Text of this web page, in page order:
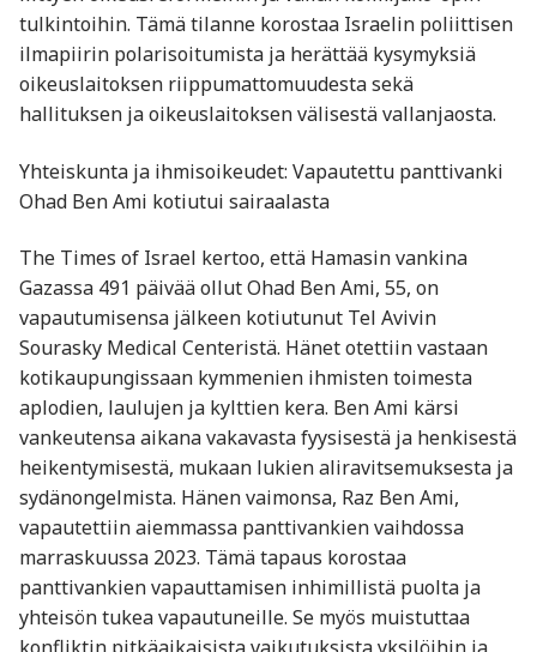
tulkintoihin. Tämä tilanne korostaa Israelin poliittisen
ilmapiirin polarisoitumista ja herättää kysymyksiä
oikeuslaitoksen riippumattomuudesta sekä
hallituksen ja oikeuslaitoksen välisestä vallanjaosta.
Yhteiskunta ja ihmisoikeudet: Vapautettu panttivanki
Ohad Ben Ami kotiutui sairaalasta
The Times of Israel kertoo, että Hamasin vankina
Gazassa 491 päivää ollut Ohad Ben Ami, 55, on
vapautumisensa jälkeen kotiutunut Tel Avivin
Sourasky Medical Centeristä. Hänet otettiin vastaan
kotikaupungissaan kymmenien ihmisten toimesta
aplodien, laulujen ja kylttien kera. Ben Ami kärsi
vankeutensa aikana vakavasta fyysisestä ja henkisestä
heikentymisestä, mukaan lukien aliravitsemuksesta ja
sydänongelmista. Hänen vaimonsa, Raz Ben Ami,
vapautettiin aiemmassa panttivankien vaihdossa
marraskuussa 2023. Tämä tapaus korostaa
panttivankien vapauttamisen inhimillistä puolta ja
yhteisön tukea vapautuneille. Se myös muistuttaa